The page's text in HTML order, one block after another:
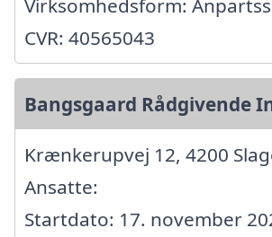
CVR: 40565043
Bangsgaard Rådgivende
Krænkerupvej 12, 4200
Ansatte:
Startdato: 17. november